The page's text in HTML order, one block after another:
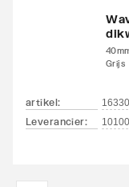
Grijs
artikel:
Leverancier: